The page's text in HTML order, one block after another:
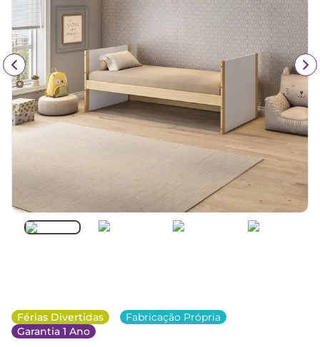
Férias Divertidas
Fabricação Própria
Garantia 1 Ano